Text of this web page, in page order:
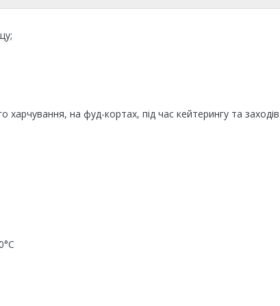
харчування, на фуд-кортах, під час кейтерингу та